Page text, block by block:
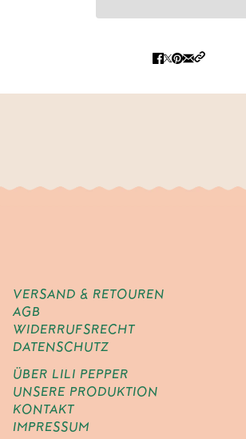
VERSAND & RETOUREN
AGB
WIDERRUFSRECHT
DATENSCHUTZ
ÜBER LILI PEPPER
UNSERE PRODUKTION
KONTAKT
IMPRESSUM